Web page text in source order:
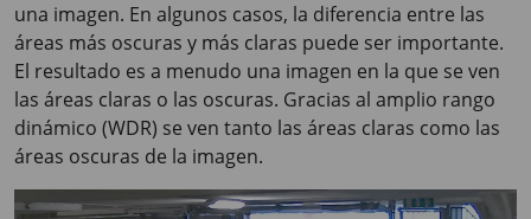
una imagen. En algunos casos, la diferencia entre las
áreas más oscuras y más claras puede ser importante.
El resultado es a menudo una imagen en la que se ven
las áreas claras o las oscuras. Gracias al amplio rango
dinámico (WDR) se ven tanto las áreas claras como las
áreas oscuras de la imagen.